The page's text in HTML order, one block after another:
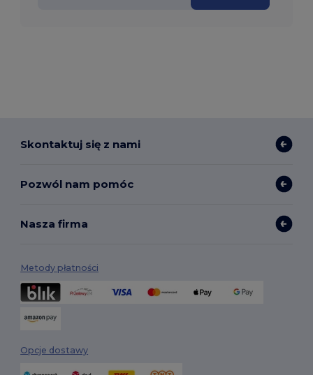
Skontaktuj się z nami
Pozwól nam pomóc
Nasza firma
Metody płatności
Opcje dostawy